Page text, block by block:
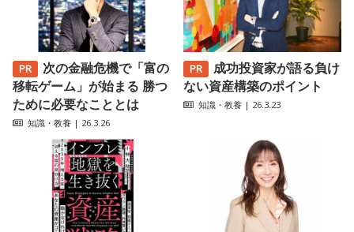
次の金融危機で「富の
移転ゲーム」が始まる 勝つ
ために必要なこととは
知識・教養 | 26.3.26
成功投資家が語る負け
ない資産構築のポイント
知識・教養 | 26.3.23